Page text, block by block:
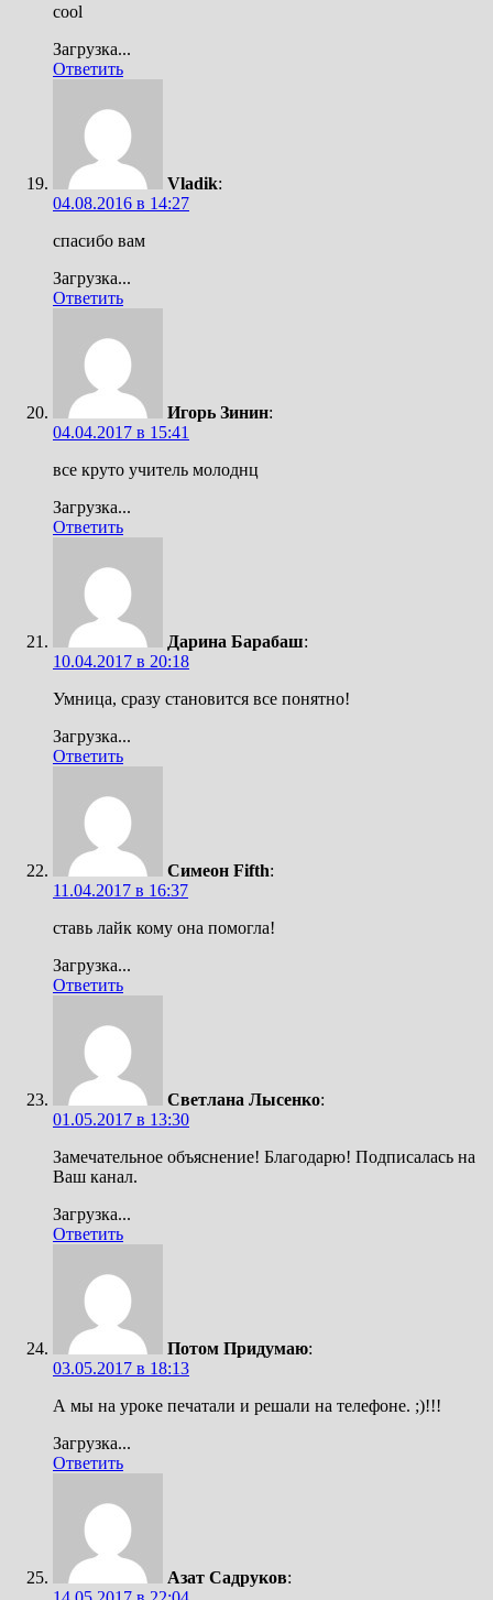
cool
Загрузка...
Ответить
Vladik:
04.08.2016 в 14:27
спасибо вам
Загрузка...
Ответить
Игорь Зинин:
04.04.2017 в 15:41
все круто учитель молоднц
Загрузка...
Ответить
Дарина Барабаш:
10.04.2017 в 20:18
Умница, сразу становится все понятно!
Загрузка...
Ответить
Симеон Fifth:
11.04.2017 в 16:37
ставь лайк кому она помогла!
Загрузка...
Ответить
Светлана Лысенко:
01.05.2017 в 13:30
Замечательное объяснение! Благодарю! Подписалась на
Ваш канал.
Загрузка...
Ответить
Потом Придумаю:
03.05.2017 в 18:13
А мы на уроке печатали и решали на телефоне. ;)!!!
Загрузка...
Ответить
Азат Садруков: